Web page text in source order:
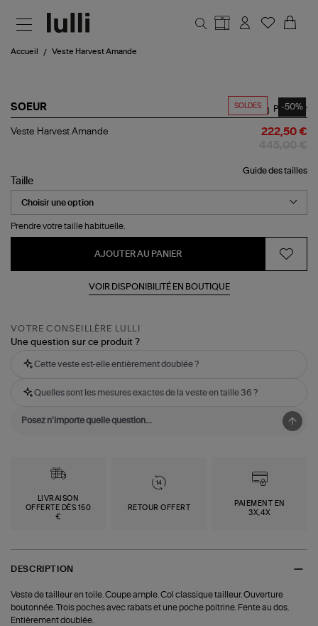
Accueil Veste Harvest Amande
SOLDES -50%
SOEUR
Veste
Partager
Veste Harvest Amande 222,50 €
Guide des tailles
Taille
Prendre votre taille habituelle.
AJOUTER AU PANIER
VOIR DISPONIBILITÉ EN BOUTIQUE
VOTRE CONSEILLÈRE LULLI
Une question sur ce produit ?
Cette veste est-elle entièrement doublée ?
Quelles sont les mesures exactes de la veste en taille 36 ?
LIVRAISON
OFFERTE DÈS 150
€
RETOUR OFFERT
PAIEMENT EN
3X,4X
DESCRIPTION
Veste de tailleur en toile. Coupe ample. Col classique tailleur. Ouverture
boutonnée. Trois poches avec rabats et une poche poitrine. Fente au dos.
Entièrement doublée.